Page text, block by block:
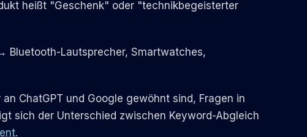
heißt "Geschenk" oder "technikbegeisterter
Bluetooth-Lautsprecher, Smartwatches,
ChatGPT und Google gewöhnt sind, Fragen in
sich der Unterschied zwischen Keyword-Abgleich
.